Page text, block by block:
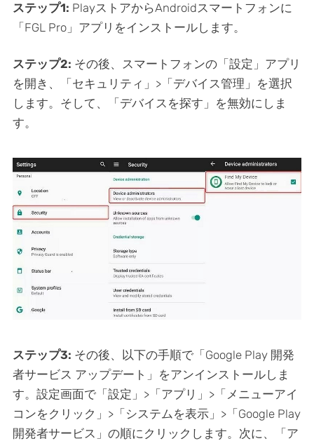
ステップ1: PlayストアからAndroidスマートフォンに
「FGL Pro」アプリをインストールします。
ステップ2: その後、スマートフォンの「設定」アプリ
を開き、「セキュリティ」>「デバイス管理」を選択
します。そして、「デバイスを探す」を無効にしま
す。
ステップ3: その後、以下の手順で「Google Play 開発
者サービス アップデート」をアンインストールしま
す。設定画面で「設定」>「アプリ」>「メニューアイ
コンをクリック」>「システムを表示」>「Google Play
開発者サービス」の順にクリックします。次に、「ア